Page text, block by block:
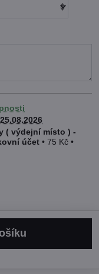
25.08.2026
( výdejní místo ) -
účet • 75 Kč •